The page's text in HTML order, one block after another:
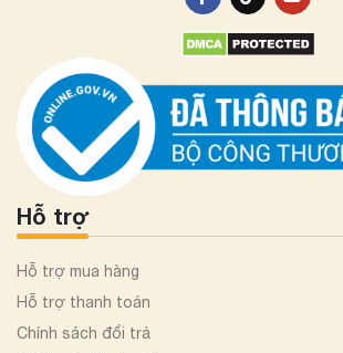
Hỗ trợ
Hỗ trợ mua hàng
Hỗ trợ thanh toán
Chính sách đổi trả